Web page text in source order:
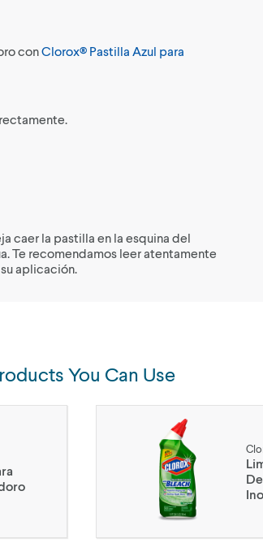
conClorox® Pastilla Azul para
caer la pastilla en la esquina del
Te recomendamos leer atentamente
aplicación.
You Can Use